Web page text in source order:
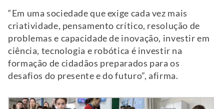
“Em uma sociedade que exige cada vez mais
criatividade, pensamento crítico, resolução de
problemas e capacidade de inovação, investir em
ciência, tecnologia e robótica é investir na
formação de cidadãos preparados para os
desafios do presente e do futuro”, afirma.